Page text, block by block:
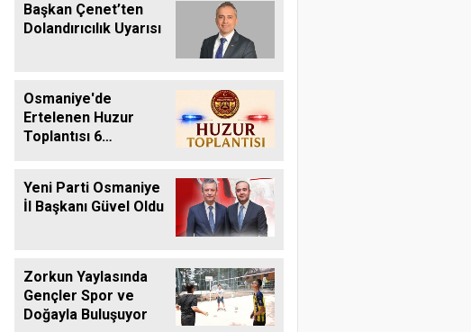
Başkan Çenet’ten
Dolandırıcılık Uyarısı
Osmaniye'de
Ertelenen Huzur
Toplantısı 6
Yeni Parti Osmaniye
İl Başkanı Güvel Oldu
Zorkun Yaylasında
Gençler Spor ve
Doğayla Buluşuyor